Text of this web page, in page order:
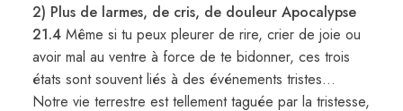
2) Plus de larmes, de cris, de douleur Apocalypse
21.4 Même si tu peux pleurer de rire, crier de joie ou
avoir mal au ventre à force de te bidonner, ces trois
états sont souvent liés à des événements tristes…
Notre vie terrestre est tellement taguée par la tristesse,